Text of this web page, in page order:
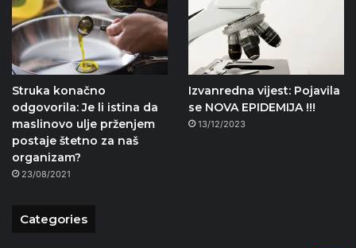
Struka konačno
odgovorila: Je li istina da
maslinovo ulje prženjem
postaje štetno za naš
organizam?
23/08/2021
Izvanredna vijest: Pojavila
se NOVA EPIDEMIJA !!!
13/12/2023
Categories